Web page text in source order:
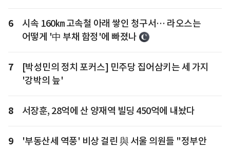
6
시속 160㎞ 고속철 아래 쌓인 청구서… 라오스는
어떻게 '中 부채 함정'에 빠졌나
7
[박성민의 정치 포커스] 민주당 집어삼키는 세 가지
'강박의 늪'
8 서장훈, 28억에 산 양재역 빌딩 450억에 내놨다
9
'부동산세 역풍' 비상 걸린 與 서울 의원들 "정부안